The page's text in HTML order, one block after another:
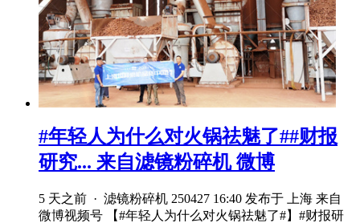
#年轻人为什么对火锅祛魅了##财报
研究... 来自滤镜粉碎机 微博
5 天之前 · 滤镜粉碎机 250427 16:40 发布于 上海 来自
微博视频号 【#年轻人为什么对火锅祛魅了#】#财报研